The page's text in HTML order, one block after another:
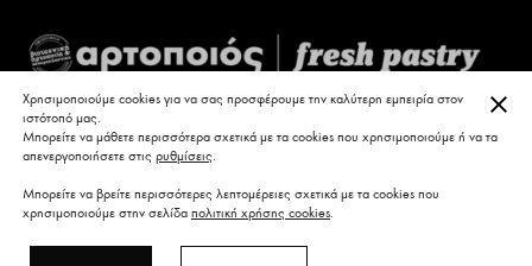
Χρησιμοποιούμε cookies για να σας προσφέρουμε την καλύτερη εμπειρία στον
ιστότοπό μας.
Μπορείτε να μάθετε περισσότερα σχετικά με τα cookies που χρησιμοποιούμε ή να τα
απενεργοποιήσετε στις ρυθμίσεις.
Μπορείτε να βρείτε περισσότερες λεπτομέρειες σχετικά με τα cookies που
χρησιμοποιούμε στην σελίδα πολιτική χρήσης cookies.